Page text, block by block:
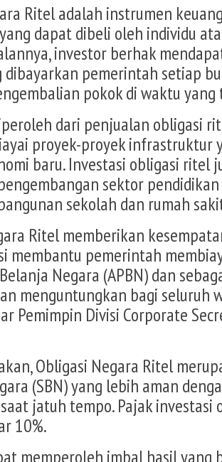
Ritel adalah instrumen
dapat dibeli oleh individu
investor berhak
dibayarkan pemerintah setiap
pokok di waktu
dari penjualan obligasi
proyek-proyek infrastruktur
baru. Investasi obligasi ritel
sektor
sekolah dan rumah
Ritel memberikan
membantu pemerintah
Negara (APBN) dan
menguntungkan bagi seluruh
Pemimpin Divisi Corporate
Obligasi Negara Ritel
(SBN) yang lebih aman
jatuh tempo. Pajak investasi
10%.
memperoleh imbal hasil yang